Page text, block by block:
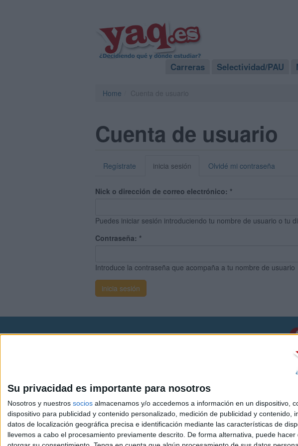
Su privacidad es importante para nosotros
Nosotros y nuestros socios almacenamos y/o accedemos a información en un dispositivo,
dispositivo para publicidad y contenido personalizado, medición de publicidad y contenido,
datos de localización geográfica precisa e identificación mediante las características de
llevemos a cabo el procesamiento previamente descrito. De forma alternativa, puede
Carreras Selectividad/PAU
Home
Cuenta de usuario
Regístrate inicia sesión Olvidé mi contraseña
Nick o dirección de correo electrónico: *
Puedes iniciar sesión introduciendo tu nombre de usuario o tu
Contraseña: *
Introduce la contraseña que acompaña a tu nombre de usuario
Politica de